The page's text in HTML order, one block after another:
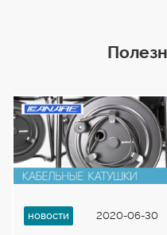
кабеля.
новости 2020-06-30